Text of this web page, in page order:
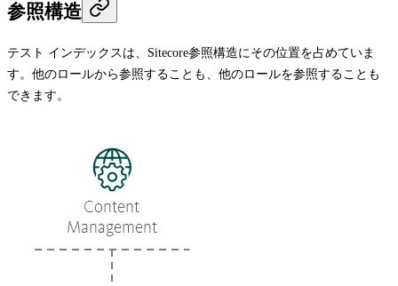
参照構造
テスト インデックスは、Sitecore参照構造にその位置を占めていま
す。他のロールから参照することも、他のロールを参照することも
できます。